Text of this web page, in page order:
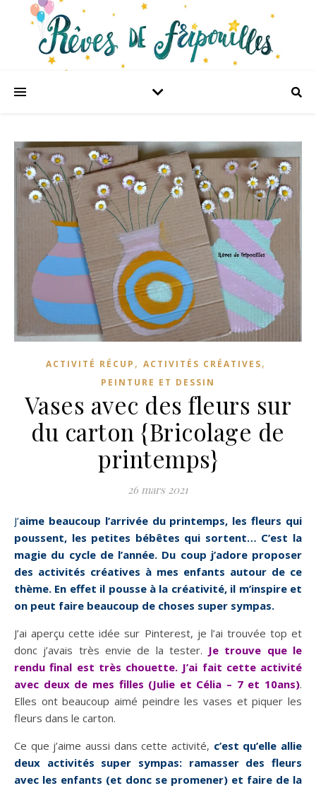
ACTIVITÉ RÉCUP , ACTIVITÉS CRÉATIVES,
PEINTURE ET DESSIN
Vases avec des fleurs sur
du carton {Bricolage de
printemps}
26 mars 2021
J’aime beaucoup l’arrivée du printemps, les fleurs qui
poussent, les petites bébêtes qui sortent… C’est la
magie du cycle de l’année. Du coup j’adore proposer
des activités créatives à mes enfants autour de ce
thème. En effet il pousse à la créativité, il m’inspire et
on peut faire beaucoup de choses super sympas.
J’ai aperçu cette idée sur Pinterest, je l’ai trouvée top et
donc j’avais très envie de la tester. Je trouve que le
rendu final est très chouette. J’ai fait cette activité
avec deux de mes filles (Julie et Célia – 7 et 10ans).
Elles ont beaucoup aimé peindre les vases et piquer les
fleurs dans le carton.
Ce que j’aime aussi dans cette activité, c’est qu’elle allie
deux activités super sympas: ramasser des fleurs
avec les enfants (et donc se promener) et faire de la